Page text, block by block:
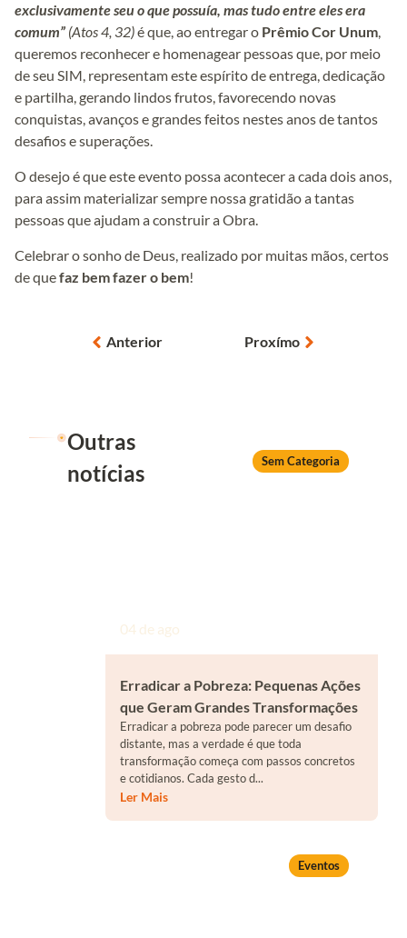
exclusivamente seu o que possuía, mas tudo entre eles era
comum” (Atos 4, 32)é que, ao entregar o Prêmio Cor Unum,
queremos reconhecer e homenagear pessoas que, por meio
de seu SIM, representam este espírito de entrega, dedicação
e partilha, gerando lindos frutos, favorecendo novas
conquistas, avanços e grandes feitos nestes anos de tantos
desafios e superações.
O desejo é que este evento possa acontecer a cada dois anos,
para assim materializar sempre nossa gratidão a tantas
pessoas que ajudam a construir a Obra.
Celebrar o sonho de Deus, realizado por muitas mãos, certos
de quefaz bem fazer o bem!
Anterior Proxímo
Outras
notícias
Sem Categoria
04 de ago
Erradicar a Pobreza: Pequenas Ações
que Geram Grandes Transformações
Erradicar a pobreza pode parecer um desafio
distante, mas a verdade é que toda
transformação começa com passos concretos
e cotidianos. Cada gesto d...
Ler Mais
Eventos